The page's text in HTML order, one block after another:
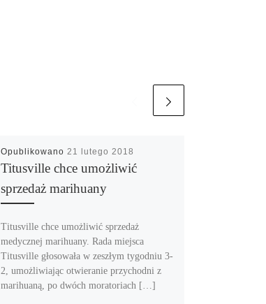
Opublikowano 21 lutego 2018
Titusville chce umożliwić
sprzedaż marihuany
Titusville chce umożliwić sprzedaż
medycznej marihuany. Rada miejsca
Titusville głosowała w zeszłym tygodniu 3-
2, umożliwiając otwieranie przychodni z
marihuaną, po dwóch moratoriach […]